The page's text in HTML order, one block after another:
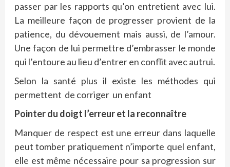
passer par les rapports qu’on entretient avec lui.
La meilleure façon de progresser provient de la
patience, du dévouement mais aussi, de l’amour.
Une façon de lui permettre d’embrasser le monde
qui l’entoure au lieu d’entrer en conflit avec autrui.
Selon la santé plus il existe les méthodes qui
permettent de corriger un enfant
Pointer du doigt l’erreur et la reconnaître
Manquer de respect est une erreur dans laquelle
peut tomber pratiquement n’importe quel enfant,
elle est même nécessaire pour sa progression sur